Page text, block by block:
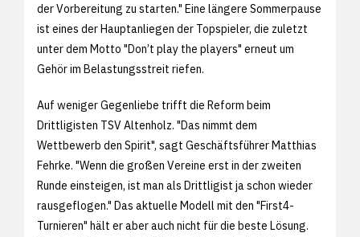
der Vorbereitung zu starten." Eine längere Sommerpause
ist eines der Hauptanliegen der Topspieler, die zuletzt
unter dem Motto "Don’t play the players" erneut um
Gehör im Belastungsstreit riefen.
Auf weniger Gegenliebe trifft die Reform beim
Drittligisten TSV Altenholz. "Das nimmt dem
Wettbewerb den Spirit", sagt Geschäftsführer Matthias
Fehrke. "Wenn die großen Vereine erst in der zweiten
Runde einsteigen, ist man als Drittligist ja schon wieder
rausgeflogen." Das aktuelle Modell mit den "First4-
Turnieren" hält er aber auch nicht für die beste Lösung.